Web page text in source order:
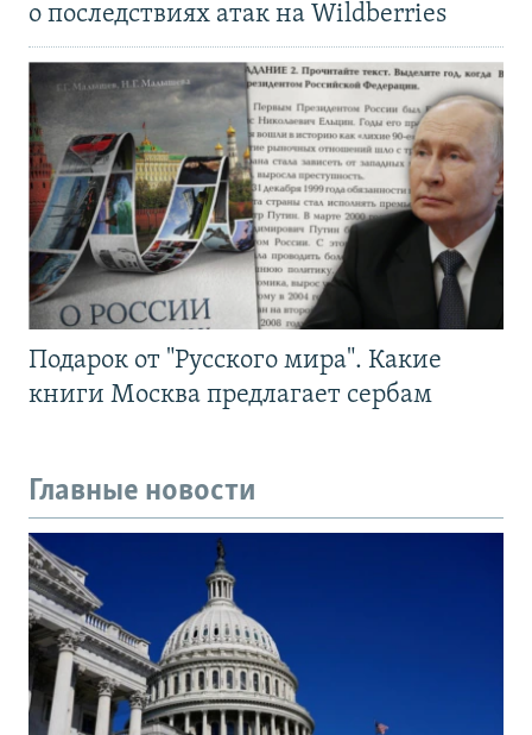
о последствиях атак на Wildberries
Подарок от "Русского мира". Какие
книги Москва предлагает сербам
Главные новости